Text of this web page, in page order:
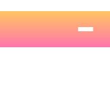
⏸